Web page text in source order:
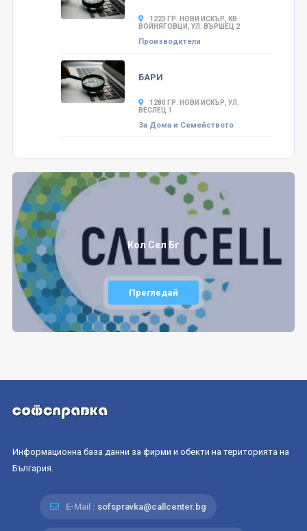
1223 ГР. НОВИ ИСКЪР, КВ.
ВОЙНЯГОВЦИ, УЛ. ВЪРШЕЦ 2
Производители
БАРИ
1280 ГР. НОВИ ИСКЪР, УЛ.
ВЕСЛЕЦ 1
За Дома и Семейството
Кол Сел Бг
Прегледай
Информационна база данни за фирми и обекти на територията на
България.
E-Mail : sofspravka@callcenter.bg